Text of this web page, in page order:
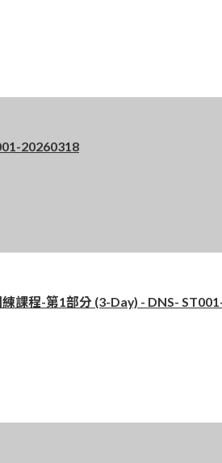
20260318
課程-第1部分 (3-Day) - DNS-